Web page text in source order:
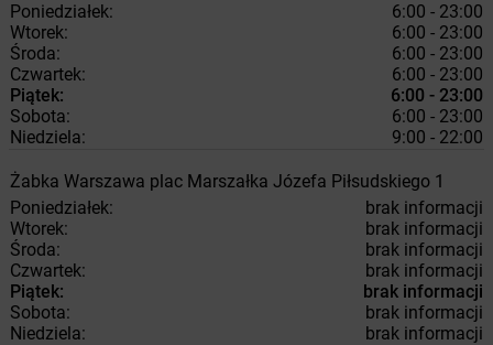
Poniedziałek:
6:00 - 23:00
Wtorek:
6:00 - 23:00
Środa:
6:00 - 23:00
Czwartek:
6:00 - 23:00
Piątek:
6:00 - 23:00
Sobota:
6:00 - 23:00
Niedziela:
9:00 - 22:00
Żabka Warszawa plac Marszałka Józefa Piłsudskiego 1
Poniedziałek:
brak informacji
Wtorek:
brak informacji
Środa:
brak informacji
Czwartek:
brak informacji
Piątek:
brak informacji
Sobota:
brak informacji
Niedziela:
brak informacji